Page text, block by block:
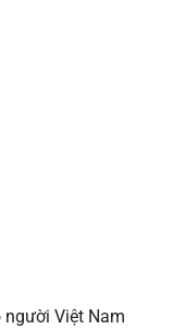
Việt Nam